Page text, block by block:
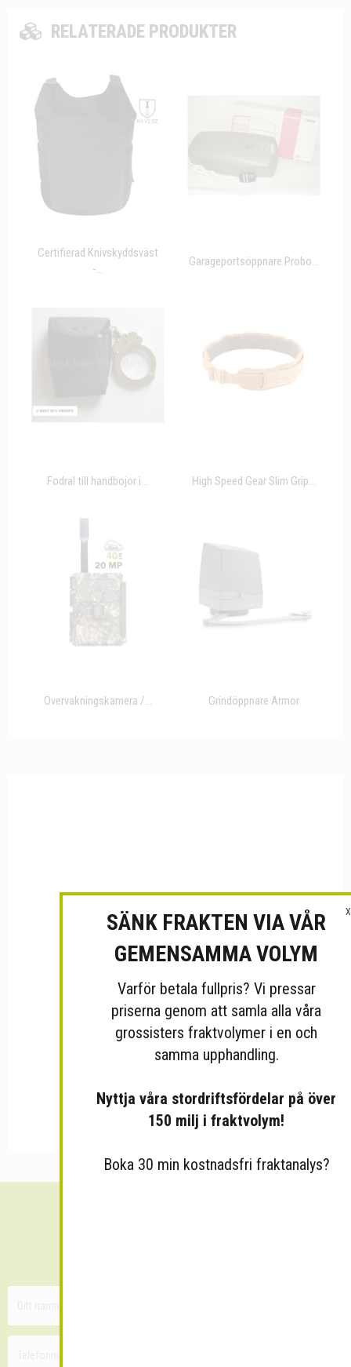
RELATERADE PRODUKTER
Certifierad Knivskyddsväst
-...
Garageportsöppnare Probo...
Fodral till handbojor i... High Speed Gear Slim Grip...
Övervakningskamera /... Grindöppnare Armor
X
SÄNK FRAKTEN VIA VÅR
GEMENSAMMA VOLYM
Varför betala fullpris? Vi pressar
priserna genom att samla alla våra
grossisters fraktvolymer i en och
samma upphandling.
Nyttja våra stordriftsfördelar på över
150 milj i fraktvolym!
Boka 30 min kostnadsfri fraktanalys?